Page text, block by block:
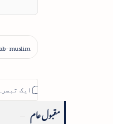
مقبول عام